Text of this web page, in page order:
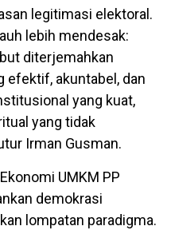
legitimasi elektoral.
lebih mendesak:
diterjemahkan
efektif, akuntabel, dan
yang kuat,
yang tidak
Irman Gusman.
UMKM PP
demokrasi
lompatan paradigma.